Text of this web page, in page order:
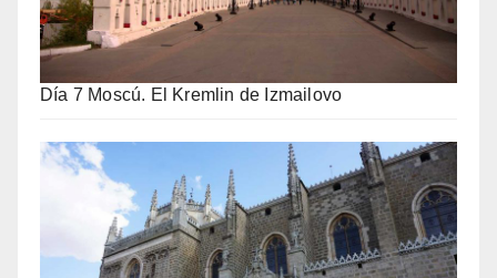
Día 7 Moscú. El Kremlin de Izmailovo